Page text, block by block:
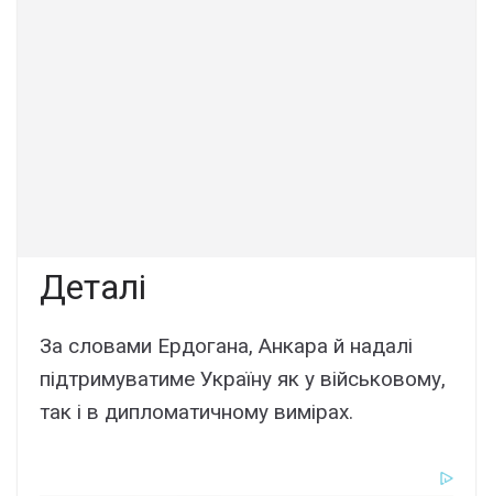
Деталі
За словами Ердогана, Анкара й надалі
підтримуватиме Україну як у військовому,
так і в дипломатичному вимірах.